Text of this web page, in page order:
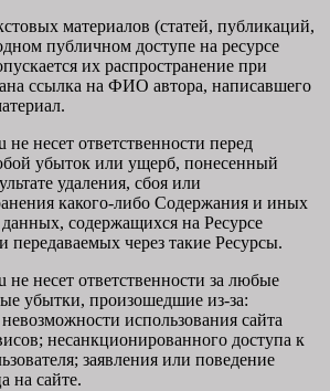
материалов (статей, публикаций,
публичном доступе на ресурсе
их распространение при
ссылка на ФИО автора, написавшего
не несет ответственности перед
убыток или ущерб, понесенный
удаления, сбоя или
какого-либо Содержания и иных
содержащихся на Ресурсе
передаваемых через такие Ресурсы.
не несет ответственности за любые
убытки, произошедшие из-за:
использования сайта
несанкционированного доступа к
заявления или поведение
на сайте.